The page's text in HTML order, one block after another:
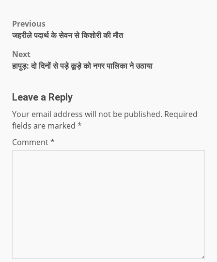
Previous
जहरीले पदार्थ के सेवन से किशोरी की मौत
Next
हापुड़: दो दिनों से पड़े कूड़े को नगर पालिका ने उठाया
Leave a Reply
Your email address will not be published. Required
fields are marked *
Comment*